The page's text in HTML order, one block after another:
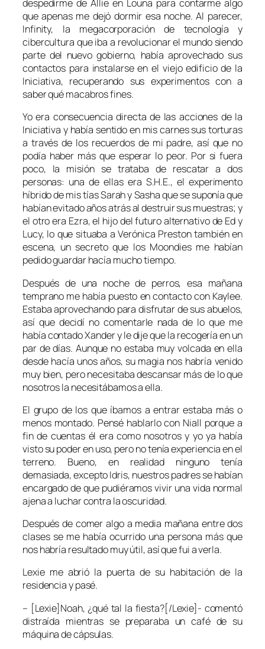
despedirme de Allie en Louna para contarme algo
que apenas me dejó dormir esa noche. Al parecer,
Infinity, la megacorporación de tecnología y
cibercultura que iba a revolucionar el mundo siendo
parte del nuevo gobierno, había aprovechado sus
contactos para instalarse en el viejo edificio de la
Iniciativa, recuperando sus experimentos con a
saber qué macabros fines.
Yo era consecuencia directa de las acciones de la
Iniciativa y había sentido en mis carnes sus torturas
a través de los recuerdos de mi padre, así que no
podía haber más que esperar lo peor. Por si fuera
poco, la misión se trataba de rescatar a dos
personas: una de ellas era S.H.E., el experimento
híbrido de mis tías Sarah y Sasha que se suponía que
habían evitado años atrás al destruir sus muestras; y
el otro era Ezra, el hijo del futuro alternativo de Ed y
Lucy, lo que situaba a Verónica Preston también en
escena, un secreto que los Moondies me habían
pedido guardar hacía mucho tiempo.
Después de una noche de perros, esa mañana
temprano me había puesto en contacto con Kaylee.
Estaba aprovechando para disfrutar de sus abuelos,
así que decidí no comentarle nada de lo que me
había contado Xander y le dije que la recogería en un
par de días. Aunque no estaba muy volcada en ella
desde hacía unos años, su magia nos habría venido
muy bien, pero necesitaba descansar más de lo que
nosotros la necesitábamos a ella.
El grupo de los que íbamos a entrar estaba más o
menos montado. Pensé hablarlo con Niall porque a
fin de cuentas él era como nosotros y yo ya había
visto su poder en uso, pero no tenía experiencia en el
terreno. Bueno, en realidad ninguno tenía
demasiada, excepto Idris, nuestros padres se habían
encargado de que pudiéramos vivir una vida normal
ajena a luchar contra la oscuridad.
Después de comer algo a media mañana entre dos
clases se me había ocurrido una persona más que
nos habría resultado muy útil, así que fui a verla.
Lexie me abrió la puerta de su habitación de la
residencia y pasé.
– [Lexie]Noah, ¿qué tal la fiesta?[/Lexie]- comentó
distraída mientras se preparaba un café de su
máquina de cápsulas.